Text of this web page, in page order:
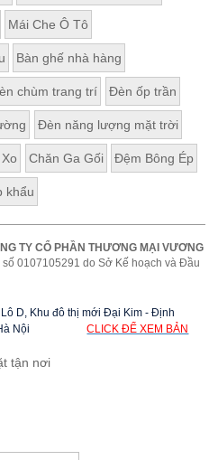
Mái Che Ô Tô
Bàn ghế nhà hàng
chùm trang trí Đèn ốp trần
Đèn năng lượng mặt trời
Chăn Ga Gối Đệm Bông Ép
khẩu
TY CỔ PHẦN THƯƠNG MẠI VƯƠNG
0107105291 do Sở Kế hoạch và Đầu
Lô D, Khu đô thị mới Đại Kim - Định
Nội
CLICK ĐỂ XEM BẢN
tận nơi